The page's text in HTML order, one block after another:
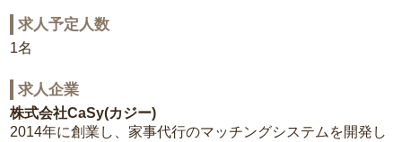
求人予定人数
1名
求人企業
株式会社CaSy(カジー)
2014年に創業し、家事代行のマッチングシステムを開発し